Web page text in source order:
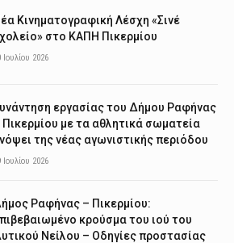
Κινηματογραφική Λέσχη «Σινέ
στο ΚΑΠΗ Πικερμίου
Ιουλίου 2026
εργασίας του Δήμου Ραφήνας
Πικερμίου με τα αθλητικά σωματεία
της νέας αγωνιστικής περιόδου
Ιουλίου 2026
Ραφήνας – Πικερμίου:
κρούσμα του ιού του
Νείλου – Οδηγίες προστασίας